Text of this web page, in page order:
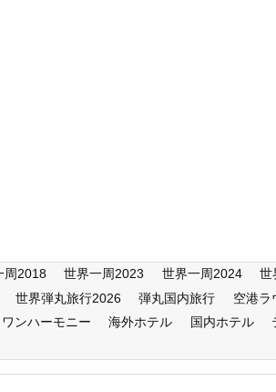
周2018 世界一周2023 世界一周2024 世
世界弾丸旅行2026 弾丸国内旅行 空港ラ
ワンハーモニー 海外ホテル 国内ホテル